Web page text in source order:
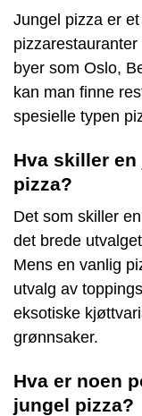
Jungel pizza er
byer som Oslo,
kan man finne
spesielle typen
Hva skiller
pizza?
Det som skiller
det brede
Mens en vanlig
utvalg av
eksotiske
grønnsaker.
Hva er noen
jungel pizza?